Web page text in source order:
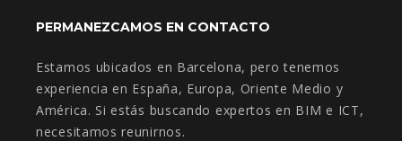
PERMANEZCAMOS EN CONTACTO
Estamos ubicados en Barcelona, pero tenemos
experiencia en España, Europa, Oriente Medio y
América. Si estás buscando expertos en BIM e ICT,
necesitamos reunirnos.